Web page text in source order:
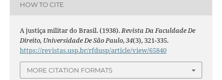
HOW TO CITE
A justiça militar do Brasil. (1938).Revista Da Faculdade De
Direito, Universidade De São Paulo,34(3), 321-335.
https://revistas.usp.br/rfdusp/article/view/65840
MORE CITATION FORMATS